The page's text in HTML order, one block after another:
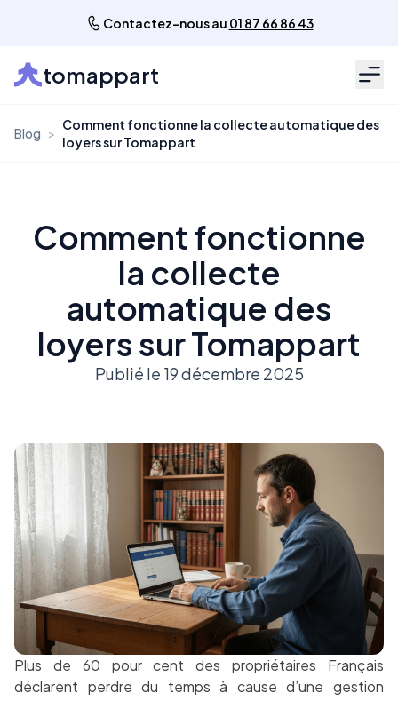
Contactez-nous au 01 87 66 86 43
tomappart
Blog >
Comment fonctionne la collecte automatique des
loyers sur Tomappart
Comment fonctionne
la collecte
automatique des
loyers sur Tomappart
Publié le 19 décembre 2025
Plus de 60 pour cent des propriétaires Français
déclarent perdre du temps à cause d’une gestion